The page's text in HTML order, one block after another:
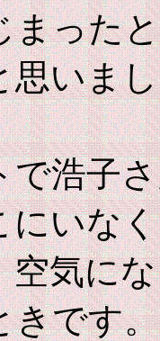
まった
思いま
で浩子
にいな
空気に
きです